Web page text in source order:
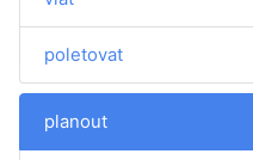
poletovat
planout